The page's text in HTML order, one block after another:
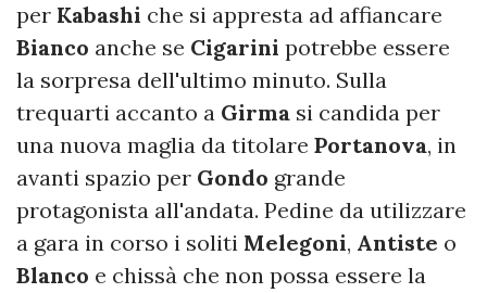
per Kabashi che si appresta ad affiancare
Bianco anche se Cigarini potrebbe essere
la sorpresa dell'ultimo minuto. Sulla
trequarti accanto a Girma si candida per
una nuova maglia da titolare Portanova, in
avanti spazio per Gondo grande
protagonista all'andata. Pedine da utilizzare
a gara in corso i soliti Melegoni, Antiste o
Blanco e chissà che non possa essere la